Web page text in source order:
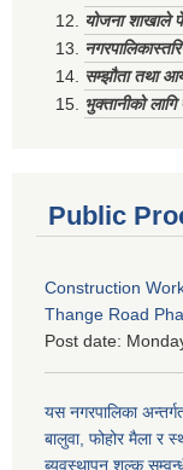
योजना शाखाले
सम्झौता तथा
भुक्तानीको
Public
Construction
Thange Road
Post date:
यस नगरपालिका
बालुवा, फोहोर मैला र
ब्यवस्थापन शुल्क